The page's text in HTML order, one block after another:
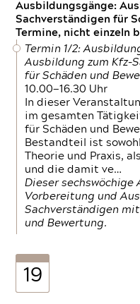
Ausbildungsgänge:
Sachverständigen für
Termine, nicht einzeln
Termin 1/2:
Ausbildung zum Kfz-
für Schäden und
10.00—16.30 Uhr
In dieser
im gesamten
für Schäden und
Bestandteil ist
Theorie und Praxis,
und die damit ve…
Dieser
Vorbereitung und
Sachverständigen
und Bewertung.
19